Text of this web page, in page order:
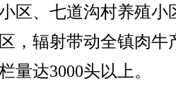
区、七道沟村养殖小
，辐射带动全镇肉牛
量达3000头以上。